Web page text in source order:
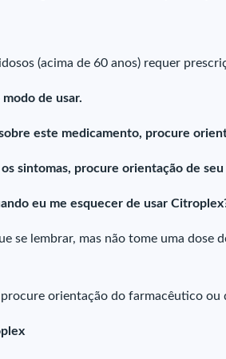
(acima de 60 anos) requer
de usar.
este medicamento, procure
os sintomas, procure orientação de
eu me esquecer de usar
se lembrar, mas não tome uma dose
procure orientação do farmacêutico